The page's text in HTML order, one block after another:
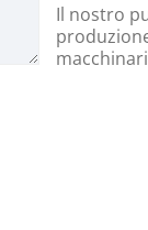
Il nostro